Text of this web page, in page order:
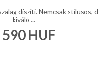
díszíti. Nemcsak stílusos,
kiváló ...
590 HUF